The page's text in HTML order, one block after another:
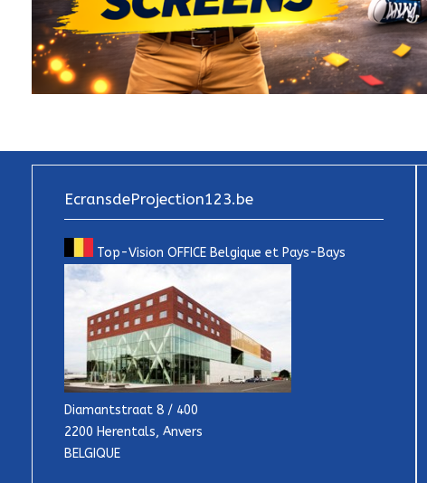
EcransdeProjection123.be
Top-Vision OFFICE Belgique et Pays-Bays
Diamantstraat 8 / 400
2200 Herentals, Anvers
BELGIQUE